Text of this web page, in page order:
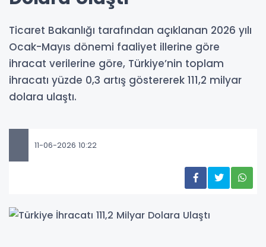
Ticaret Bakanlığı tarafından açıklanan 2026 yılı
Ocak-Mayıs dönemi faaliyet illerine göre
ihracat verilerine göre, Türkiye’nin toplam
ihracatı yüzde 0,3 artış göstererek 111,2 milyar
dolara ulaştı.
11-06-2026 10:22